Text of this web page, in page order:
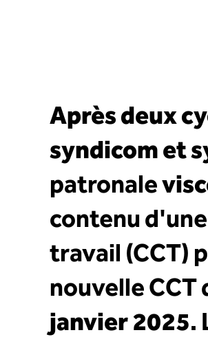
Après deux
syndicom et
patronale
contenu
travail (CCT)
nouvelle
janvier 2025.